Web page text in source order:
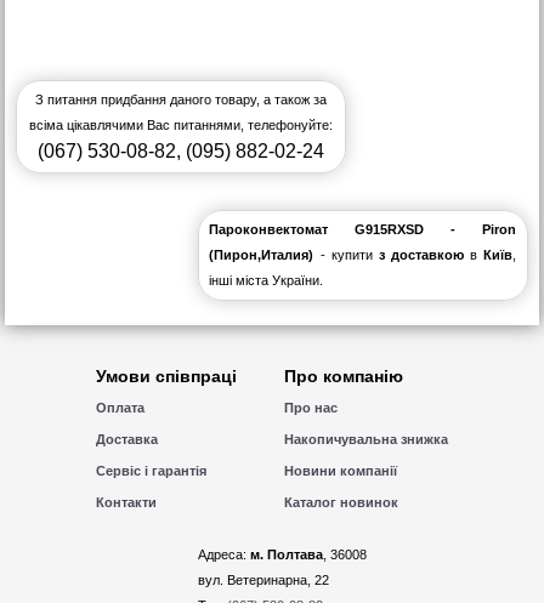
З питання придбання даного товару, а також за
всіма цікавлячими Вас питаннями, телефонуйте:
(067) 530-08-82, (095) 882-02-24
Пароконвектомат G915RXSD - Piron
(Пирон,Италия) - купити з доставкою вКиїв
інші міста України.
Умови співпраці
Оплата
Доставка
Сервіс і гарантія
Контакти
Про компанію
Про нас
Накопичувальна знижка
Новини компанії
Каталог новинок
Адреса:м. Полтава , 36008
вул. Ветеринарна, 22